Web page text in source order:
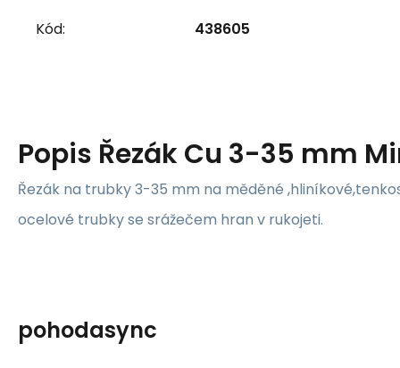
Kód: 438605
Popis Řezák Cu 3-35 mm
Řezák na trubky 3-35 mm na měděné
ocelové trubky se srážečem hran v rukojeti.
pohodasync